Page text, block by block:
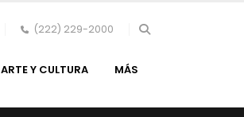
(222) 229-2000
ARTE Y CULTURA MÁS